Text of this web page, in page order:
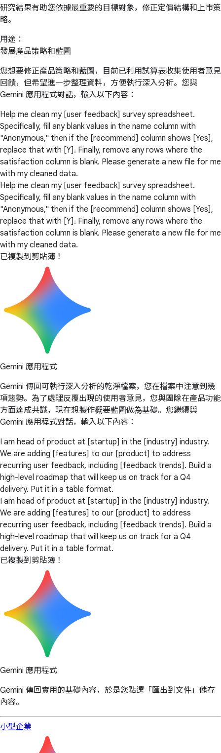
研究結果有助您依據最重要的目標對象，修正定價結構和上市策
略。
用途：
發展產品策略和藍圖
您想要修正產品策略和藍圖，目前已利用試算表收集使用者意見
回饋，但希望進一步整理資料，方便執行深入分析。您與
Gemini 應用程式對話，輸入以下內容：
Help me clean my [user feedback] survey spreadsheet.
Specifically, fill any blank values in the name column with
"Anonymous," then if the [recommend] column shows [Yes],
replace that with [Y]. Finally, remove any rows where the
satisfaction column is blank. Please generate a new file for me
with my cleaned data.
Help me clean my [user feedback] survey spreadsheet.
Specifically, fill any blank values in the name column with
"Anonymous," then if the [recommend] column shows [Yes],
replace that with [Y]. Finally, remove any rows where the
satisfaction column is blank. Please generate a new file for me
with my cleaned data.
已複製到剪貼簿！
Gemini 應用程式
Gemini 傳回可執行深入分析的乾淨檔案，您在檔案中注意到幾
項趨勢。為了處理反覆出現的使用者意見，您與團隊在產品功能
方面達成共識，現在想製作概要藍圖做為基礎。您繼續與
Gemini 應用程式對話，輸入以下內容：
I am head of product at [startup] in the [industry] industry.
We are adding [features] to our [product] to address
recurring user feedback, including [feedback trends]. Build a
high-level roadmap that will keep us on track for a Q4
delivery. Put it in a table format.
I am head of product at [startup] in the [industry] industry.
We are adding [features] to our [product] to address
recurring user feedback, including [feedback trends]. Build a
high-level roadmap that will keep us on track for a Q4
delivery. Put it in a table format.
已複製到剪貼簿！
Gemini 應用程式
Gemini 傳回實用的基礎內容，於是您點選「匯出到文件」儲存
內容。
小型企業